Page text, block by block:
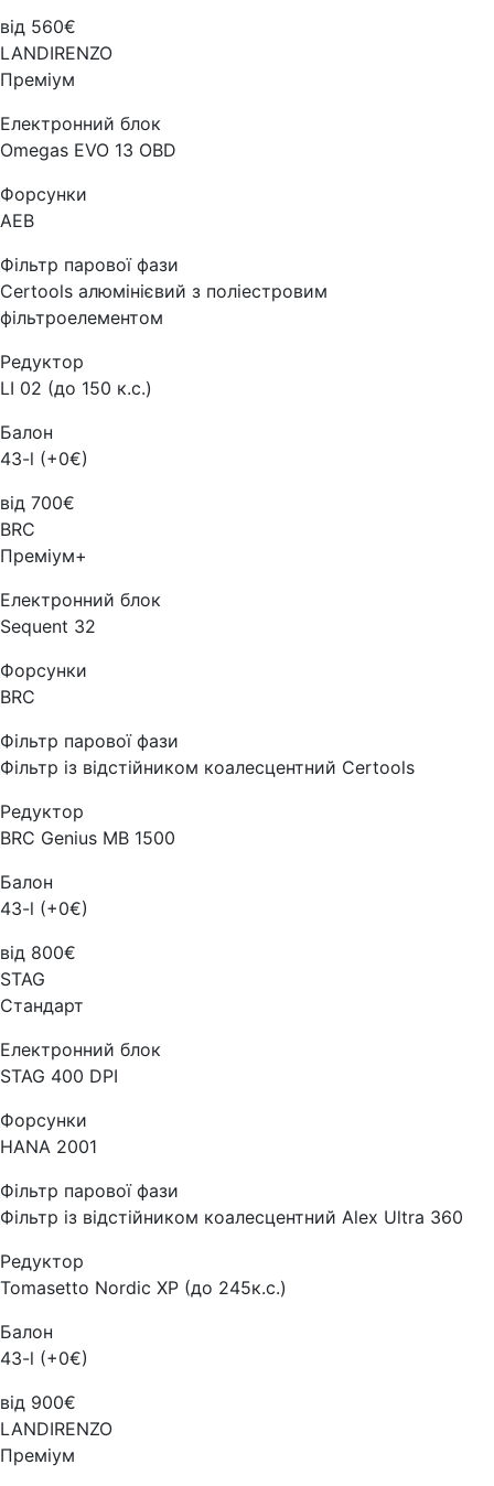
від 560€
LANDIRENZO
Преміум
Електронний блок
Omegas EVO 13 OBD
Форсунки
AEB
Фільтр парової фази
Certools алюмінієвий з поліестровим
фільтроелементом
Редуктор
LI 02 (до 150 к.с.)
Балон
43-l (+0€)
від 700€
BRC
Преміум+
Електронний блок
Sequent 32
Форсунки
BRC
Фільтр парової фази
Фільтр із відстійником коалесцентний Certools
Редуктор
BRC Genius MB 1500
Балон
43-l (+0€)
від 800€
STAG
Стандарт
Електронний блок
STAG 400 DPI
Форсунки
HANA 2001
Фільтр парової фази
Фільтр із відстійником коалесцентний Alex Ultra 360
Редуктор
Tomasetto Nordic XP (до 245к.с.)
Балон
43-l (+0€)
від 900€
LANDIRENZO
Преміум